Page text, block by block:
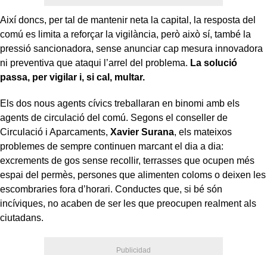
Així doncs, per tal de mantenir neta la capital, la resposta del
comú es limita a reforçar la vigilància, però això sí, també la
pressió sancionadora, sense anunciar cap mesura innovadora
ni preventiva que ataqui l’arrel del problema. La solució
passa, per vigilar i, si cal, multar.
Els dos nous agents cívics treballaran en binomi amb els
agents de circulació del comú. Segons el conseller de
Circulació i Aparcaments, Xavier Surana, els mateixos
problemes de sempre continuen marcant el dia a dia:
excrements de gos sense recollir, terrasses que ocupen més
espai del permès, persones que alimenten coloms o deixen les
escombraries fora d’horari. Conductes que, si bé són
incíviques, no acaben de ser les que preocupen realment als
ciutadans.